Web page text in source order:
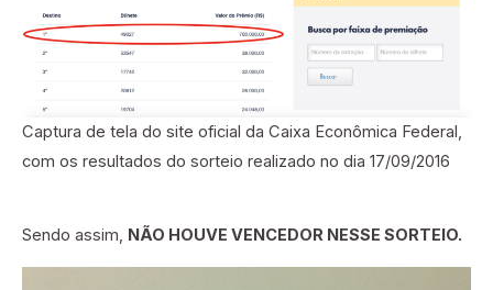
Captura de tela do site oficial da Caixa Econômica Federal,
com os resultados do sorteio realizado no dia 17/09/2016
Sendo assim, NÃO HOUVE VENCEDOR NESSE SORTEIO.